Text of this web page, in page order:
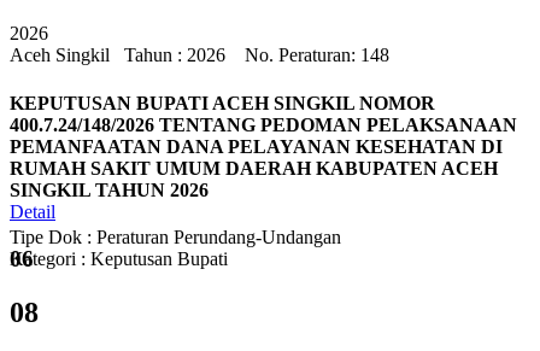
2026
Aceh Singkil
Tahun : 2026 No. Peraturan: 148
KEPUTUSAN BUPATI ACEH SINGKIL NOMOR
400.7.24/148/2026 TENTANG PEDOMAN PELAKSANAAN
PEMANFAATAN DANA PELAYANAN KESEHATAN DI
RUMAH SAKIT UMUM DAERAH KABUPATEN ACEH
SINGKIL TAHUN 2026
Tipe Dok : Peraturan Perundang-Undangan
Kategori : Keputusan Bupati
Detail
06
08